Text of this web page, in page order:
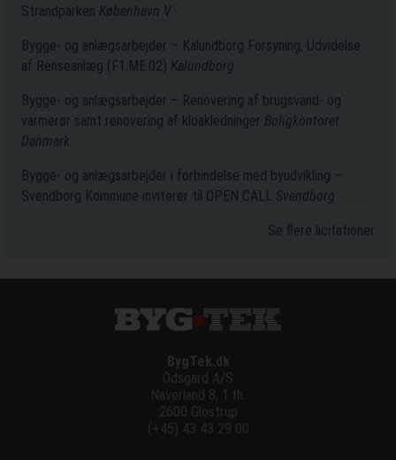
Strandparken København V
Bygge- og anlægsarbejder – Kalundborg Forsyning, Udvidelse
af Renseanlæg (F1.ME.02) Kalundborg
Bygge- og anlægsarbejder – Renovering af brugsvand- og
varmerør samt renovering af kloakledninger Boligkontoret
Danmark
Bygge- og anlægsarbejder i forbindelse med byudvikling –
Svendborg Kommune inviterer til OPEN CALL Svendborg
Se flere licitationer
BygTek.dk
Odsgard A/S
Naverland 8, 1.th.
2600 Glostrup
(+45) 43 43 29 00